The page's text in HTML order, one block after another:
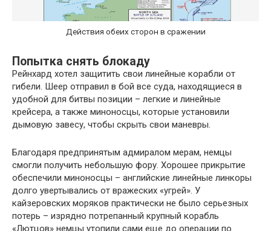
Действия обеих сторон в сражении
Попытка снять блокаду
Рейнхард хотел защитить свои линейные корабли от
гибели. Шеер отправил в бой все суда, находящиеся в
удобной для битвы позиции – легкие и линейные
крейсера, а также миноносцы, которые установили
дымовую завесу, чтобы скрыть свои маневры.
Благодаря предпринятым адмиралом мерам, немцы
смогли получить небольшую фору. Хорошее прикрытие
обеспечили миноносцы – английские линейные линкоры
долго увертывались от вражеских «угрей». У
кайзеровских моряков практически не было серьезных
потерь – изрядно потрепанный крупный корабль
«Лютцов» немцы утопили сами еще до операции по